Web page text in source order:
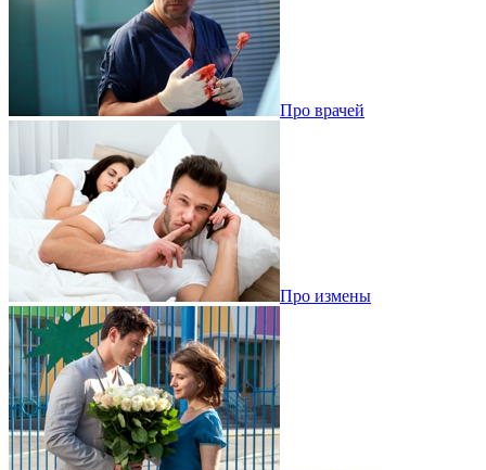
Про врачей
Про измены